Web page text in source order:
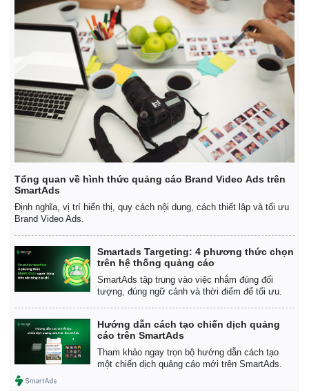
Tổng quan về hình thức quảng cáo Brand Video Ads trên
SmartAds
Định nghĩa, vị trí hiển thị, quy cách nội dung, cách thiết lập và tối ưu
Brand Video Ads.
Smartads Targeting: 4 phương thức chọn
trên hệ thống quảng cáo
SmartAds tập trung vào việc nhắm đúng đối
tượng, đúng ngữ cảnh và thời điểm để tối ưu.
Hướng dẫn cách tạo chiến dịch quảng
cáo trên SmartAds
Tham khảo ngay trọn bộ hướng dẫn cách tạo
một chiến dịch quảng cáo mới trên SmartAds.